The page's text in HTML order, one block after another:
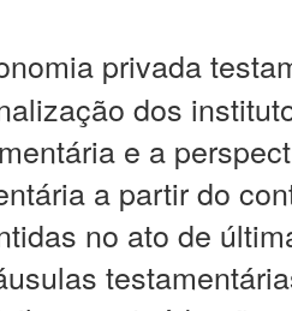
privada
dos
e a
a partir do
no ato de